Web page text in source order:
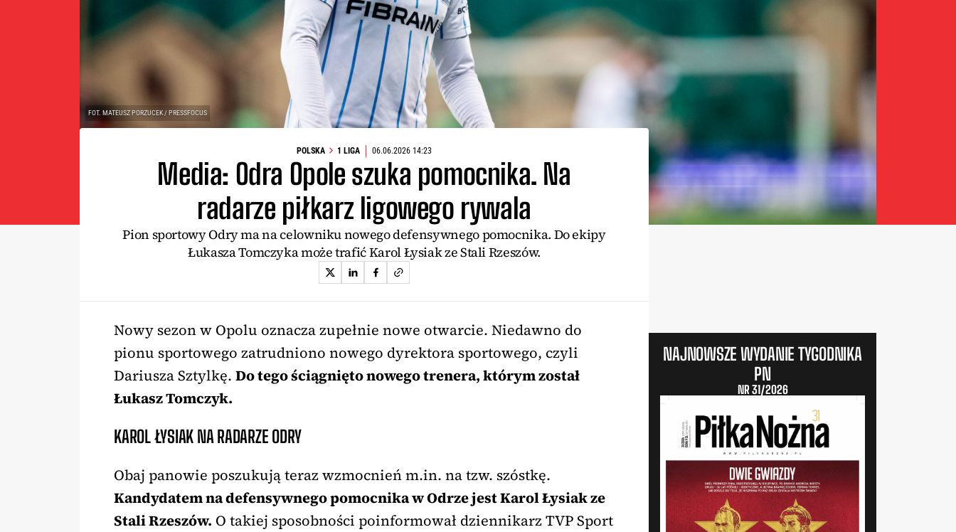
FOT. MATEUSZ PORZUCEK / PRESSFOCUS
POLSKA 1 LIGA 06.06.2026 14:23
Media: Odra Opole szuka pomocnika. Na
radarze piłkarz ligowego rywala
Pion sportowy Odry ma na celowniku nowego defensywnego pomocnika. Do ekipy
Łukasza Tomczyka może trafić Karol Łysiak ze Stali Rzeszów.
Nowy sezon w Opolu oznacza zupełnie nowe otwarcie. Niedawno do
pionu sportowego zatrudniono nowego dyrektora sportowego, czyli
Dariusza Sztylkę. Do tego ściągnięto nowego trenera, którym został
Łukasz Tomczyk.
KAROL ŁYSIAK NA RADARZE ODRY
Obaj panowie poszukują teraz wzmocnień m.in. na tzw. szóstkę.
Kandydatem na defensywnego pomocnika w Odrze jest Karol Łysiak ze
Stali Rzeszów. O takiej sposobności poinformował dziennikarz TVP Sport
NAJNOWSZE WYDANIE TYGODNIKA
PN
NR 31/2026